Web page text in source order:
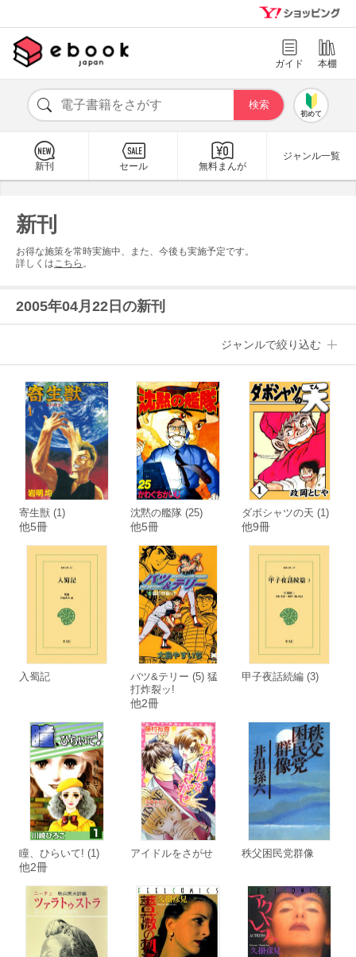
ガイド 本棚
初めて
新刊 セール 無料まんが
ジャンル一覧
新刊
お得な施策を常時実施中、また、今後も実施予定です。
詳しくはこちら 。
2005年04月22日の新刊
ジャンルで絞り込む
寄生獣 (1)
他5冊
沈黙の艦隊 (25)
他5冊
ダボシャツの天 (1)
他9冊
入蜀記
バツ&テリー (5) 猛
打炸裂ッ!
他2冊
甲子夜話続編 (3)
瞳、ひらいて! (1)
他2冊
アイドルをさがせ 秩父困民党群像